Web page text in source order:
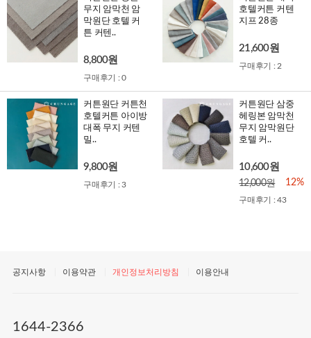
무지 암막천 암
막원단 호텔 커
튼 커텐..
8,800원
구매후기 : 0
호텔커튼 커텐
지프 28종
21,600원
구매후기 : 2
커튼원단 커튼천
호텔커튼 아이방
대폭 무지 커텐
밀..
9,800원
구매후기 : 3
커튼원단 삼중
헤링본 암막천
무지 암막원단
호텔 커..
10,600원
12,000원 12%
구매후기 : 43
공지사항 이용약관 개인정보처리방침 이용안내
1644-2366